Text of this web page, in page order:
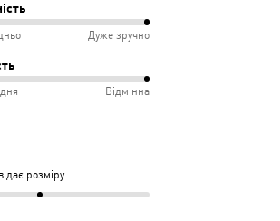
Дуже зручно
Відмінна
розміру